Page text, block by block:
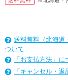
送料無料（北海道
ついて
「お支払方法」に
「キャンセル・